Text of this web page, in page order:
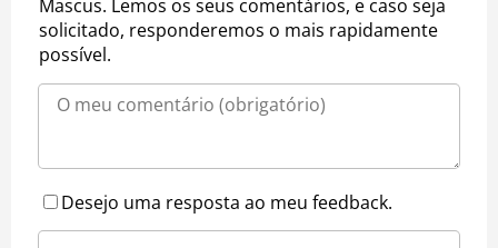
Mascus. Lemos os seus comentários, e caso seja
solicitado, responderemos o mais rapidamente
possível.
Desejo uma resposta ao meu feedback.